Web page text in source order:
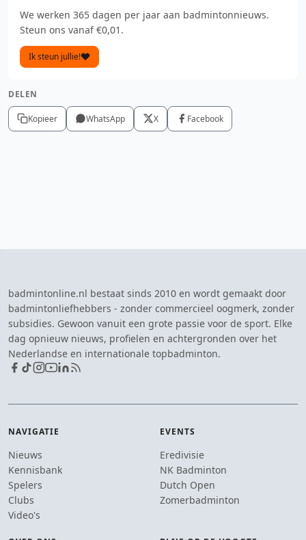
We werken 365 dagen per jaar aan badmintonnieuws.
Steun ons vanaf €0,01.
Ik steun jullie!
DELEN
Kopieer WhatsApp X Facebook
badmintonline.nl bestaat sinds 2010 en wordt gemaakt door
badmintonliefhebbers - zonder commercieel oogmerk, zonder
subsidies. Gewoon vanuit een grote passie voor de sport. Elke
dag opnieuw nieuws, profielen en achtergronden over het
Nederlandse en internationale topbadminton.
NAVIGATIE
Nieuws
Kennisbank
Spelers
Clubs
Video's
EVENTS
Eredivisie
NK Badminton
Dutch Open
Zomerbadminton